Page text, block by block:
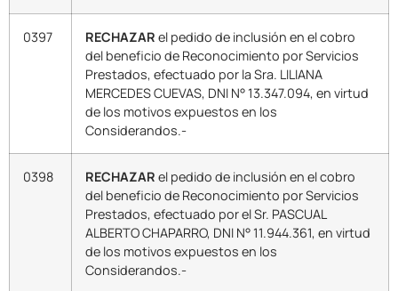
0397 RECHAZAR el pedido de inclusión en el cobro
del beneficio de Reconocimiento por Servicios
Prestados, efectuado por la Sra. LILIANA
MERCEDES CUEVAS, DNI N° 13.347.094, en virtud
de los motivos expuestos en los
Considerandos.-
0398 RECHAZAR el pedido de inclusión en el cobro
del beneficio de Reconocimiento por Servicios
Prestados, efectuado por el Sr. PASCUAL
ALBERTO CHAPARRO, DNI N° 11.944.361, en virtud
de los motivos expuestos en los
Considerandos.-